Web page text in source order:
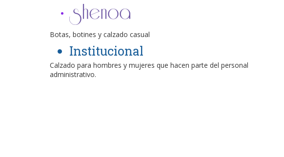
Botas, botines y calzado casual
Institucional
Calzado para hombres y mujeres que hacen parte del personal
administrativo.